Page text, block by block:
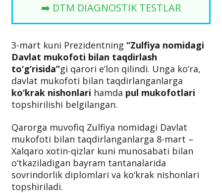
➡️ DTM DIAGNOSTIK TESTLAR
3-mart kuni Prezidentning ‘‘Zulfiya nomidagi
Davlat mukofoti bilan taqdirlash
to‘g‘risida’’gi qarori e’lon qilindi. Unga ko‘ra,
davlat mukofoti bilan taqdirlanganlarga
ko‘krak nishonlari hamda pul mukofotlari
topshirilishi belgilangan.
Qarorga muvofiq Zulfiya nomidagi Davlat
mukofoti bilan taqdirlanganlarga 8-mart –
Xalqaro xotin-qizlar kuni munosabati bilan
o‘tkaziladigan bayram tantanalarida
sovrindorlik diplomlari va ko‘krak nishonlari
topshiriladi.